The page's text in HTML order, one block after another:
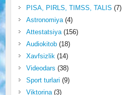
PISA, PIRLS, TIMSS, TALIS (7)
Astronomiya(4)
Attestatsiya(156)
Audiokitob(18)
Xavfsizlik(14)
Videodars (38)
Sport turlari (9)
Viktorina(3)